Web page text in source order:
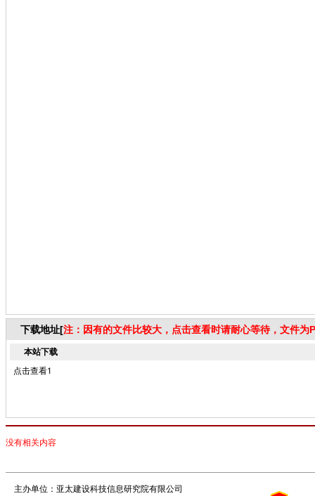
下载地址[注：因有的文件比较大，点击查看时请耐心等待，文件为
本站下载
点击查看1
没有相关内容
主办单位：亚太建设科技信息研究院有限公司